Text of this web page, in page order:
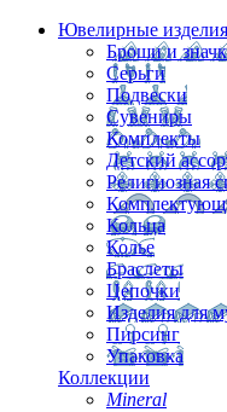
Ювелирные изделия
Броши и
Серьги
Подвески
Сувениры
Комплекты
Детский
Религиозная
Кольца
Колье
Браслеты
Цепочки
Изделия для
Пирсинг
Упаковка
Коллекции
Mineral